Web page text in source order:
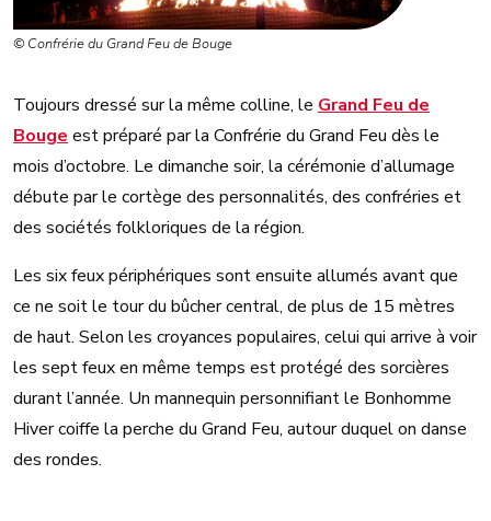
© Confrérie du Grand Feu de Bouge
Toujours dressé sur la même colline, le Grand Feu de
Bouge est préparé par la Confrérie du Grand Feu dès le
mois d’octobre. Le dimanche soir, la cérémonie d’allumage
débute par le cortège des personnalités, des confréries et
des sociétés folkloriques de la région.
Les six feux périphériques sont ensuite allumés avant que
ce ne soit le tour du bûcher central, de plus de 15 mètres
de haut. Selon les croyances populaires, celui qui arrive à voir
les sept feux en même temps est protégé des sorcières
durant l’année. Un mannequin personnifiant le Bonhomme
Hiver coiffe la perche du Grand Feu, autour duquel on danse
des rondes.